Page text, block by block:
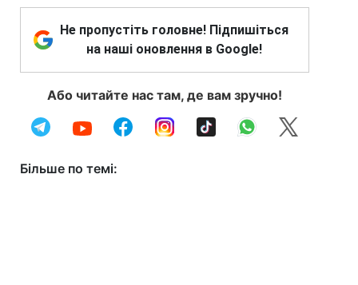
Не пропустіть головне! Підпишіться
на наші оновлення в Google!
Або читайте нас там, де вам зручно!
Більше по темі: